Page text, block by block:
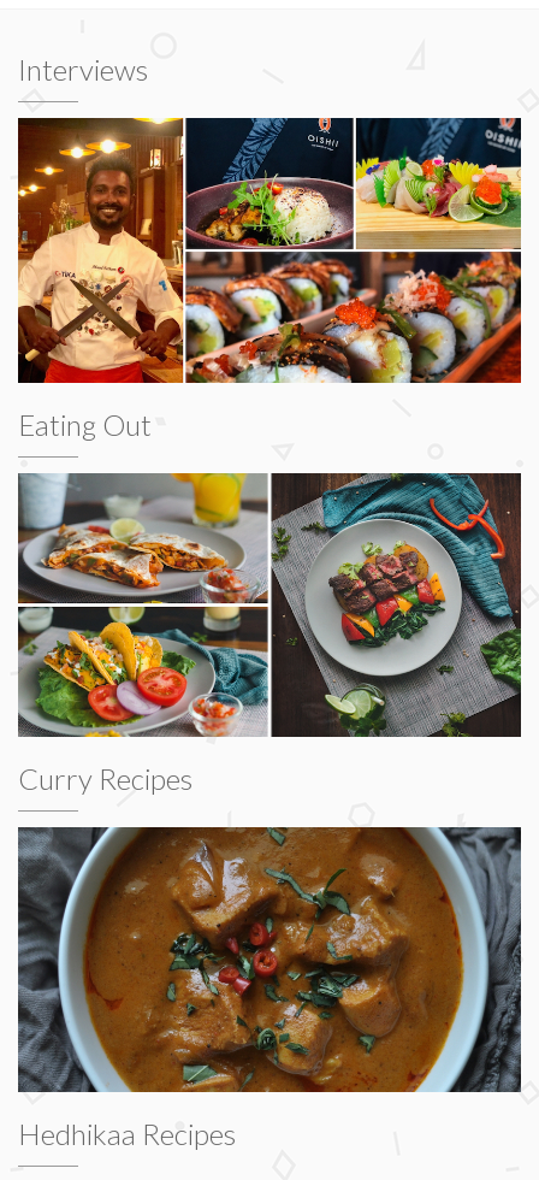
Interviews
Eating Out
Curry Recipes
Hedhikaa Recipes